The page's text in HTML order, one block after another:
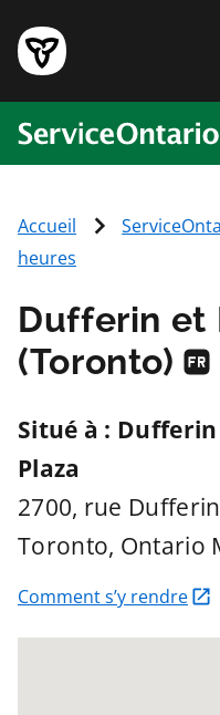
Accueil
heures
Dufferin et
(Toronto)
Situé à :
Plaza
2700, rue
Toronto, Ontario
Comment s’y rendre